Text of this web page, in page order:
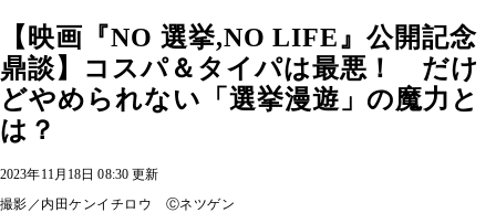
【映画『NO 選挙,NO LIFE』公開記念
鼎談】コスパ＆タイパは最悪！ だけ
どやめられない「選挙漫遊」の魔力と
は？
2023年11月18日 08:30 更新
撮影／内田ケンイチロウ Ⓒネツゲン